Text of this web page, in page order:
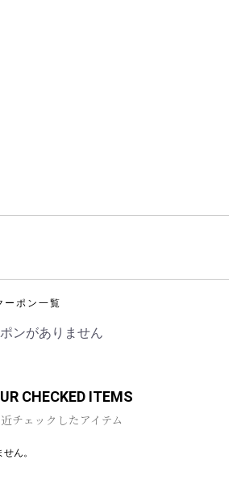
ーポン一覧
ンがありません
CHECKED ITEMS
チェックしたアイテム
ん。